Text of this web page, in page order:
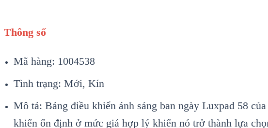
Thông số
Mã hàng: 1004538
Tình trạng: Mới, Kín
Mô tả: Bảng điều khiển ánh sáng ban ngày Luxpad 58
khiển ổn định ở mức giá hợp lý khiến nó trở thành lựa